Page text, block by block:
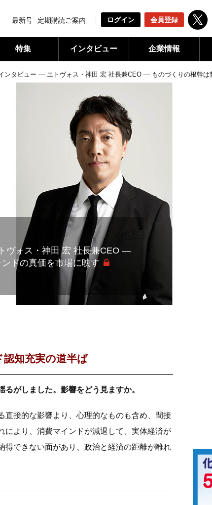
最新号 定期購読ご案内 ログイン 会員登録
特集 インタビュー 企業情報
ンタビュー ― エトヴォス・神田 宏 社長兼CEO ― ものづくりの根幹は
ヴォス・神田 宏 社長兼CEO ―
ドの真価を市場に映す
知充実の道半ば
がしました。影響をどう見ますか。
接的な影響より、心理的なものも含め、間接
により、消費マインドが減退して、実体経済が
得できない面があり、政治と経済の距離が離れ